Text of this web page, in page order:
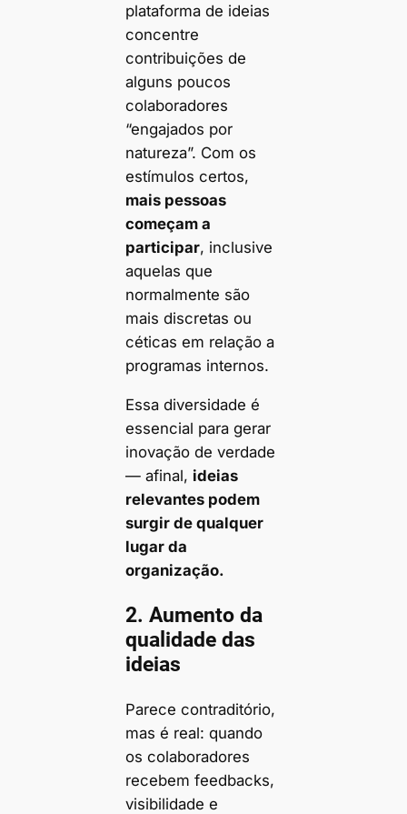
plataforma de ideias
concentre
contribuições de
alguns poucos
colaboradores
“engajados por
natureza”. Com os
estímulos certos,
mais pessoas
começam a
participar, inclusive
aquelas que
normalmente são
mais discretas ou
céticas em relação a
programas internos.
Essa diversidade é
essencial para gerar
inovação de verdade
— afinal, ideias
relevantes podem
surgir de qualquer
lugar da
organização.
2. Aumento da
qualidade das
ideias
Parece contraditório,
mas é real: quando
os colaboradores
recebem feedbacks,
visibilidade e